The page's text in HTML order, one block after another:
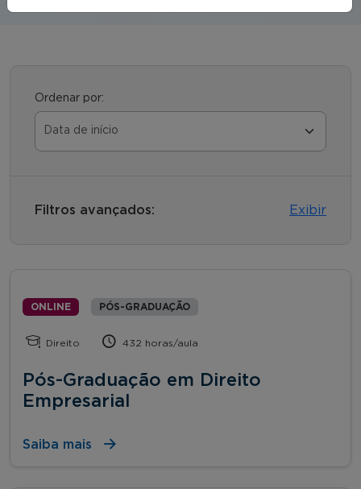
Ordenar por:
Filtros avançados: Exibir
ONLINE PÓS-GRADUAÇÃO
Direito 432 horas/aula
Pós-Graduação em Direito
Empresarial
Saiba mais